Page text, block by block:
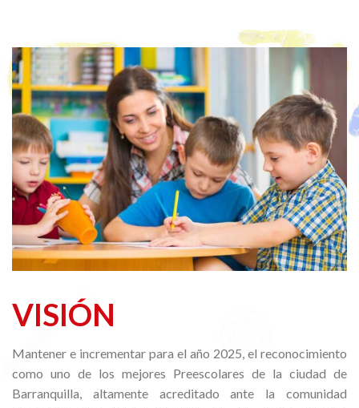
VISIÓN
Mantener e incrementar para el año 2025, el reconocimiento
como uno de los mejores Preescolares de la ciudad de
Barranquilla, altamente acreditado ante la comunidad